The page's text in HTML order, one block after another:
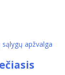
apžvalga